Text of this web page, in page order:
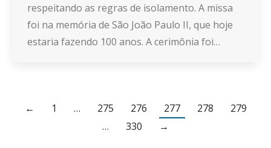
respeitando as regras de isolamento. A missa
foi na memória de São João Paulo II, que hoje
estaria fazendo 100 anos. A cerimônia foi…
← 1 … 275 276 277 278
279
…
330 →